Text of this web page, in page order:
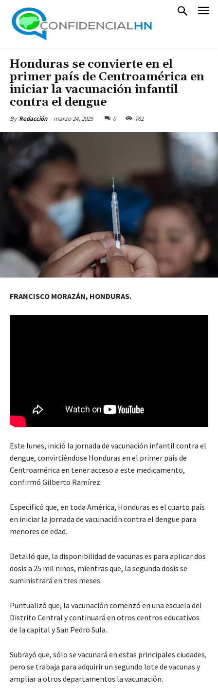
Honduras se convierte en el
primer país de Centroamérica en
iniciar la vacunación infantil
contra el dengue
By Redacción marzo 24, 2025 0 762
FRANCISCO MORAZÁN, HONDURAS.
Este lunes, inició la jornada de vacunación infantil contra el
dengue, convirtiéndose Honduras en el primer país de
Centroamérica en tener acceso a este medicamento,
confirmó Gilberto Ramírez.
Especificó que, en toda América, Honduras es el cuarto país
en iniciar la jornada de vacunación contra el dengue para
menores de edad.
Detalló que, la disponibilidad de vacunas es para aplicar dos
dosis a 25 mil niños, mientras que, la segunda dosis se
suministrará en tres meses.
Puntualizó que, la vacunación comenzó en una escuela del
Distrito Central y continuará en otros centros educativos
de la capital y San Pedro Sula.
Subrayó que, sólo se vacunará en estas principales ciudades,
pero se trabaja para adquirir un segundo lote de vacunas y
ampliar a otros departamentos la vacunación.